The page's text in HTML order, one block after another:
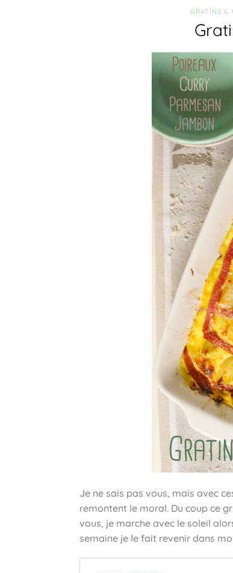
GRATINS &
Je ne sais pas vous, mais avec
remontent le moral. Du coup ce
vous, je marche avec le soleil
semaine je le fait revenir dans